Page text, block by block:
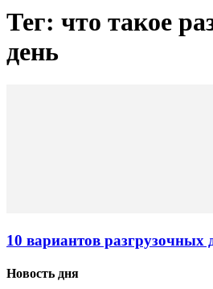
Тег: что такое
день
10 вариантов разгрузочных
Новость дня